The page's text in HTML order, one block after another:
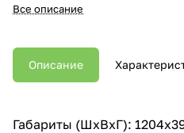
Все описание
Описание
Габариты (ШхВхГ):